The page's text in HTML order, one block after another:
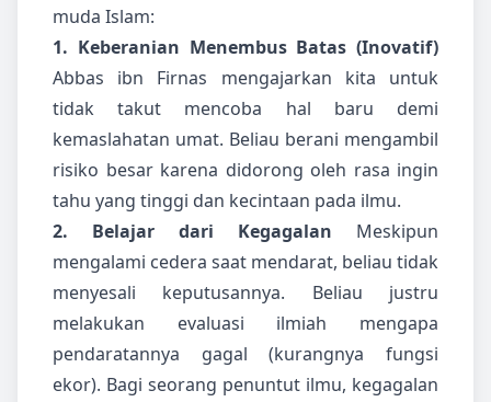
muda Islam:
1. Keberanian Menembus Batas (Inovatif)
Abbas ibn Firnas mengajarkan kita untuk
tidak takut mencoba hal baru demi
kemaslahatan umat. Beliau berani mengambil
risiko besar karena didorong oleh rasa ingin
tahu yang tinggi dan kecintaan pada ilmu.
2. Belajar dari Kegagalan Meskipun
mengalami cedera saat mendarat, beliau tidak
menyesali keputusannya. Beliau justru
melakukan evaluasi ilmiah mengapa
pendaratannya gagal (kurangnya fungsi
ekor). Bagi seorang penuntut ilmu, kegagalan